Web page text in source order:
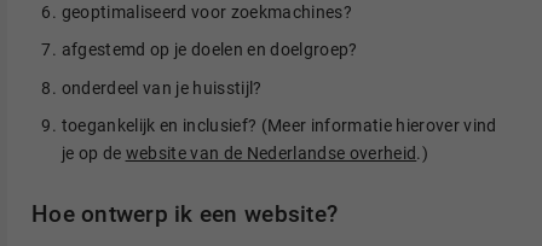
geoptimaliseerd voor zoekmachines?
afgestemd op je doelen en doelgroep?
onderdeel van je huisstijl?
toegankelijk en inclusief? (Meer informatie hierover vind
je op de website van de Nederlandse overheid.)
Hoe ontwerp ik een website?